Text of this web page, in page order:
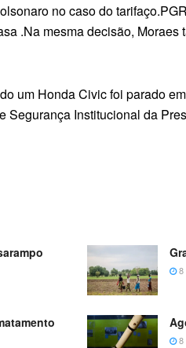
no caso do
.Na mesma decisão,
um Honda Civic foi parado
Institucional da
8
8